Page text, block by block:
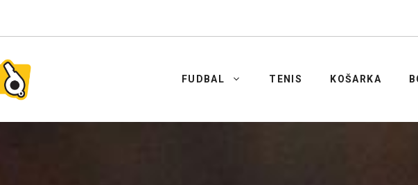
FUDBAL TENIS KOŠARKA